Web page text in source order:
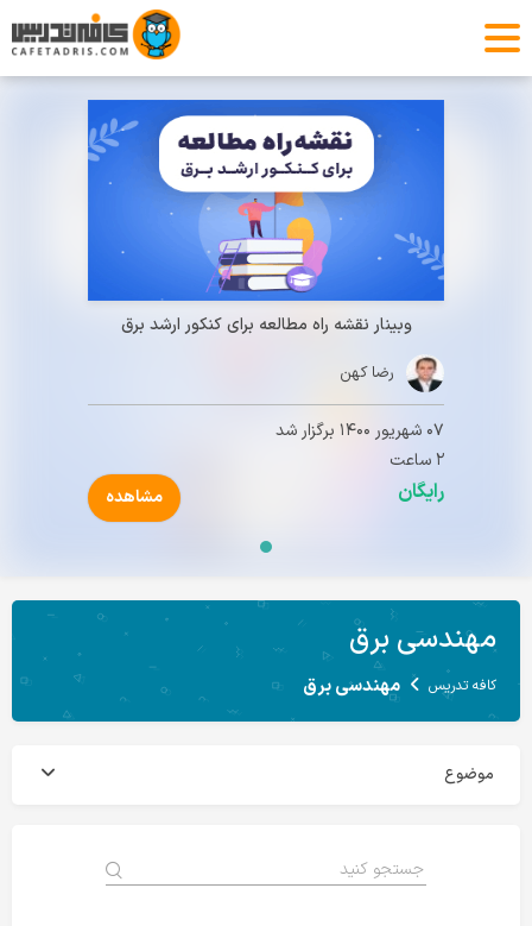
وبینار نقشه راه مطالعه برای کنکور ارشد برق
رضا کهن
۰۷ شهریور ۱۴۰۰ برگزار شد
۲ ساعت
رایگان مشاهده
مهندسی برق
کافه تدریس مهندسی برق
موضوع